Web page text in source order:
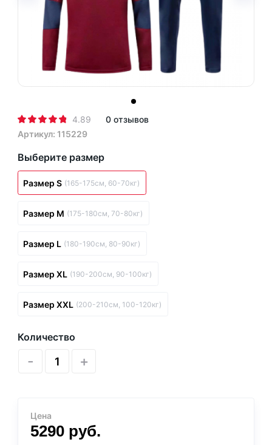
4.89
0 отзывов
Артикул: 115229
Выберите размер
Размер S (165-175см, 60-70кг)
Размер M (175-180см, 70-80кг)
Размер L (180-190см, 80-90кг)
Размер XL (190-200см, 90-100кг)
Размер XXL (200-210см, 100-120кг)
Количество
- +
Цена
5290 руб.